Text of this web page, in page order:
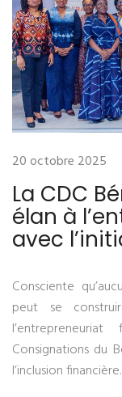
20 octobre 2025
La CDC
élan à
avec
Consciente
peut se
Consignations du
l’inclusion financière.